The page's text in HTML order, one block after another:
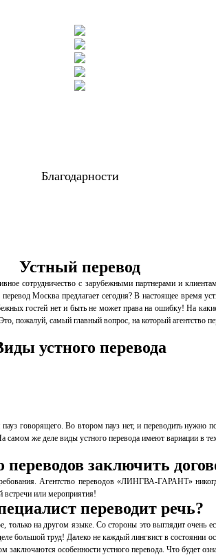
Благодарности
Устный перевод
сотрудничество с зарубежными партнерами и
Москва предлагает сегодня? В настоящее
гостей нет и быть не может права на ошибку! На
пожалуй, самый главный вопрос, на который
устного перевода
говорящего. Во втором пауз нет, и переводить
же деле виды устного перевода имеют вариации в
заключить
Агентство переводов «ЛИНГВА-ГАРАНТ»
или мероприятия!
переводит речь?
на другом языке. Со стороны это выглядит очень
большой труд! Далеко не каждый лингвист в состоянии
особенности устного перевода. Что будет